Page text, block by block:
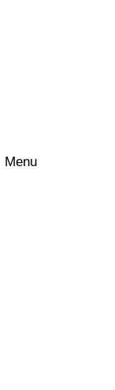
Menu